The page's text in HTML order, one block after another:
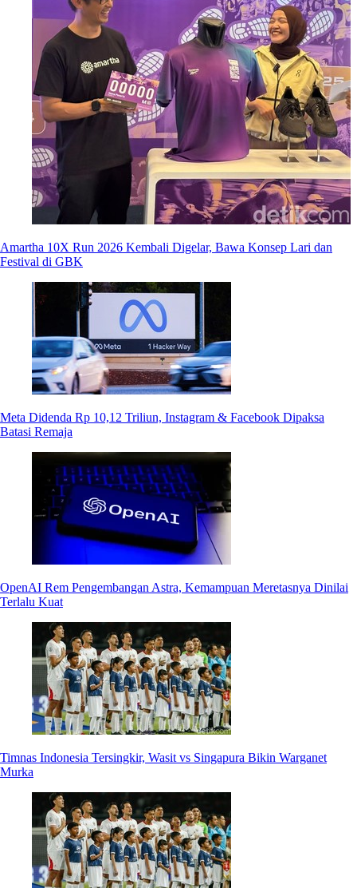
Amartha 10X Run 2026 Kembali Digelar, Bawa Konsep Lari dan
Festival di GBK
Meta Didenda Rp 10,12 Triliun, Instagram & Facebook Dipaksa
Batasi Remaja
OpenAI Rem Pengembangan Astra, Kemampuan Meretasnya Dinilai
Terlalu Kuat
Timnas Indonesia Tersingkir, Wasit vs Singapura Bikin Warganet
Murka